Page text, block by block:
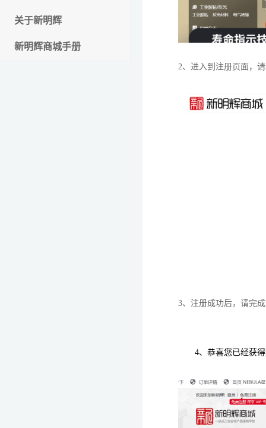
关于新明辉
新明辉商城手册
2、进入到注册页面，
3、注册成功后，请完
4、恭喜您已经获